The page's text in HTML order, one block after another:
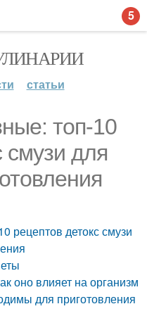
статьи
топ-10
смузи для
рецептов детокс смузи
оно влияет на организм
для приготовления
5